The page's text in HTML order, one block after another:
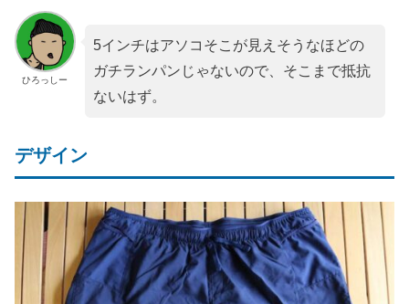
ひろっしー
5インチはアソコそこが見えそうなほどの
ガチランパンじゃないので、そこまで抵抗
ないはず。
デザイン